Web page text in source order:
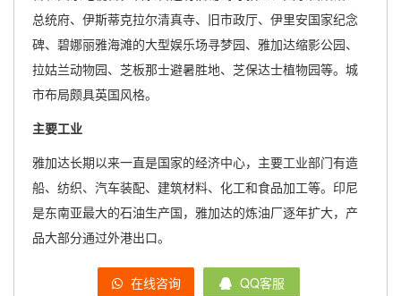
总统府、伊斯蒂克拉尔清真寺、旧市政厅、伊里安国家纪念
碑、碧娜丽雅海滩的大型娱乐场寻梦园、雅加达缩影公园、
拉姑兰动物园、芝板那士避暑胜地、芝保达士植物园等。城
市布局颇具英国风格。
主要工业
雅加达长期以来一直是国家的经济中心，主要工业部门有造
船、纺织、汽车装配、建筑材料、化工和食品加工等。印尼
是东南亚最大的石油生产国，雅加达的炼油厂逐年扩大，产
品大部分通过外港出口。
在线咨询 QQ客服